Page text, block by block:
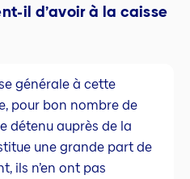
il d’avoir à la caisse
générale à cette
pour bon nombre de
détenu auprès de la
une grande part de
ils n’en ont pas